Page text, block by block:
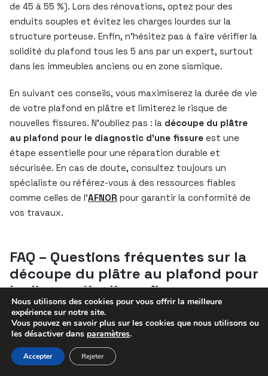
de 45 à 55 %). Lors des rénovations, optez pour des
enduits souples et évitez les charges lourdes sur la
structure porteuse. Enfin, n’hésitez pas à faire vérifier la
solidité du plafond tous les 5 ans par un expert, surtout
dans les immeubles anciens ou en zone sismique.
En suivant ces conseils, vous maximiserez la durée de vie
de votre plafond en plâtre et limiterez le risque de
nouvelles fissures. N’oubliez pas : la découpe du plâtre
au plafond pour le diagnostic d’une fissure est une
étape essentielle pour une réparation durable et
sécurisée. En cas de doute, consultez toujours un
spécialiste ou référez-vous à des ressources fiables
comme celles de l’AFNOR pour garantir la conformité de
vos travaux.
FAQ – Questions fréquentes sur la
découpe du plâtre au plafond pour
le diagnostic d’une fissure
Comment savoir si une fissure au plafond nécessite une
découpe pour diagnostic ?
plafond, ou s’accompagne d’humidité, une
Nous utilisons des cookies pour vous offrir la meilleure
expérience sur notre site.
Vous pouvez en savoir plus sur les cookies que nous utilisons ou
les désactiver dans paramètres.
Accepter Rejeter